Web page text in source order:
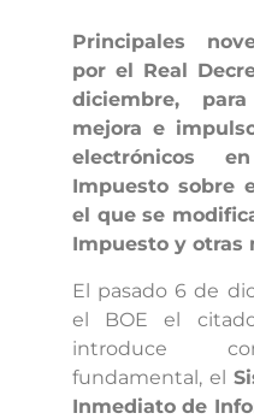
Principales
por el Real
diciembre,
mejora e
electrónicos
Impuesto sobre
el que se
Impuesto y otras
El pasado 6 de
el BOE el
introduce
fundamental, el
Inmediato de